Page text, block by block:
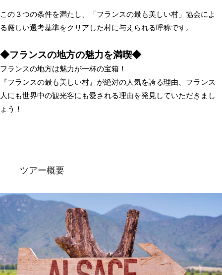
この３つの条件を満たし、「フランスの最も美しい村」協会によ
る厳しい選考基準をクリアした村に与えられる呼称です。
◆フランスの地方の魅力を満喫◆
フランスの地方は魅力が一杯の宝箱！
『フランスの最も美しい村』が絶対の人気を誇る理由、フランス
人にも世界中の観光客にも愛される理由を発見していただきまし
ょう！
ツアー概要